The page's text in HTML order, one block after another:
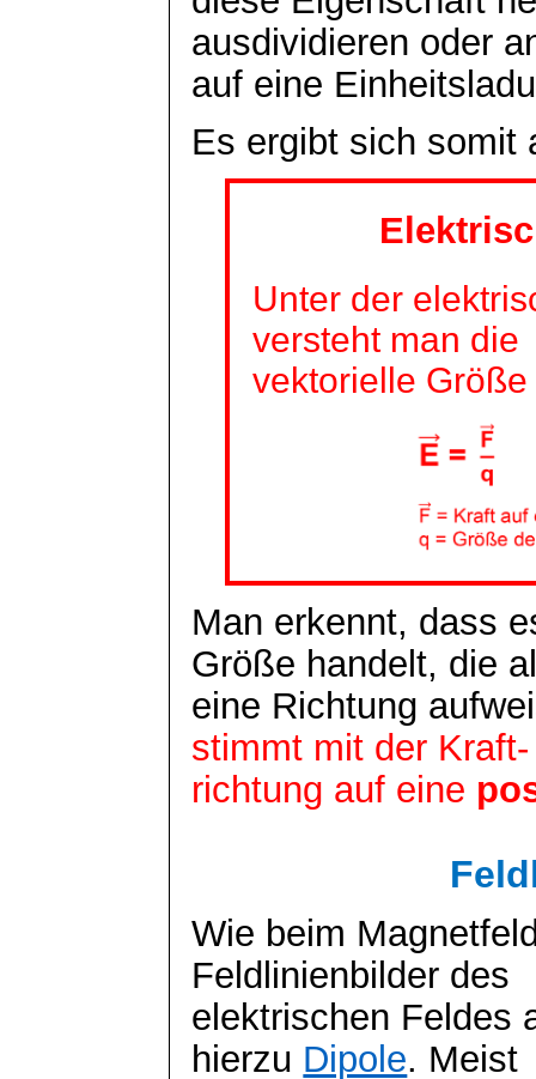
ausdividieren oder
auf eine
Es ergibt sich somit
Unter der
versteht man die
vektorielle Größe
Man erkennt, dass
Größe handelt, die
eine Richtung
stimmt mit der Kraft-
richtung auf eine
Wie beim
Feldlinienbilder des
elektrischen Feldes
hierzu Dipole. Meist